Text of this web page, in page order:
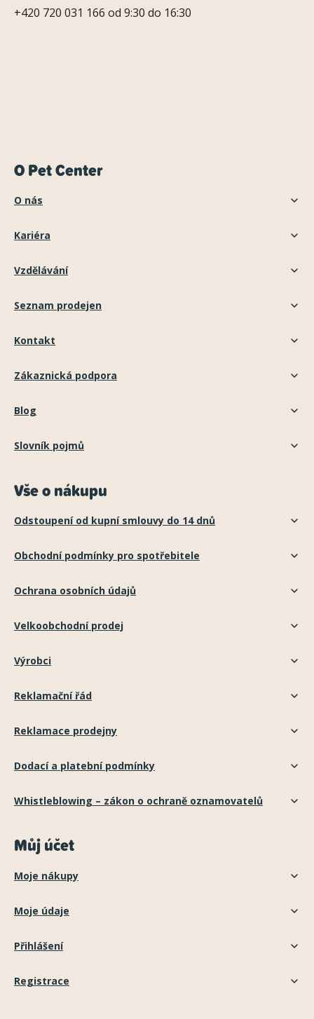
+420 720 031 166 od 9:30 do 16:30
O Pet Center
O nás
Kariéra
Vzdělávání
Seznam prodejen
Kontakt
Zákaznická podpora
Blog
Slovník pojmů
Vše o nákupu
Odstoupení od kupní smlouvy do 14 dnů
Obchodní podmínky pro spotřebitele
Ochrana osobních údajů
Velkoobchodní prodej
Výrobci
Reklamační řád
Reklamace prodejny
Dodací a platební podmínky
Whistleblowing – zákon o ochraně oznamovatelů
Můj účet
Moje nákupy
Moje údaje
Přihlášení
Registrace